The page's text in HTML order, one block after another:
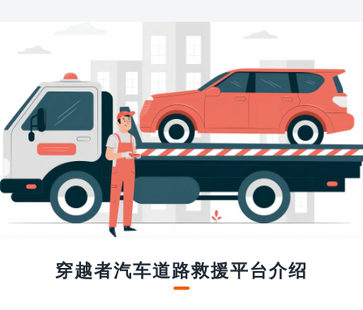
穿越者汽车道路救援平台介绍